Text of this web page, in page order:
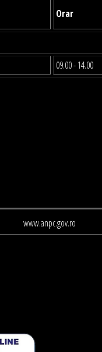
Orar
09.00 - 14.00
www.anpc.gov.ro